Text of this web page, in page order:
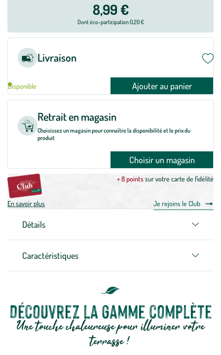
8,99 €
Dont éco-participation 0,20 €
Livraison
Disponible Ajouter au panier
Retrait en magasin
Choisissez un magasin pour connaître la disponibilité et le prix du
produit
Choisir un magasin
+ 8 pointssur votre carte de fidélité
En savoir plus Je rejoins le Club
Détails
Caractéristiques
Découvrez la gamme complète
Une touche chaleureuse pour illuminer votre
terrasse !